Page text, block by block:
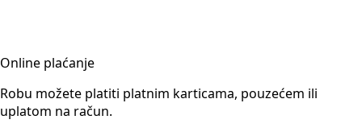
Online plaćanje
Robu možete platiti platnim karticama, pouzećem ili
uplatom na račun.